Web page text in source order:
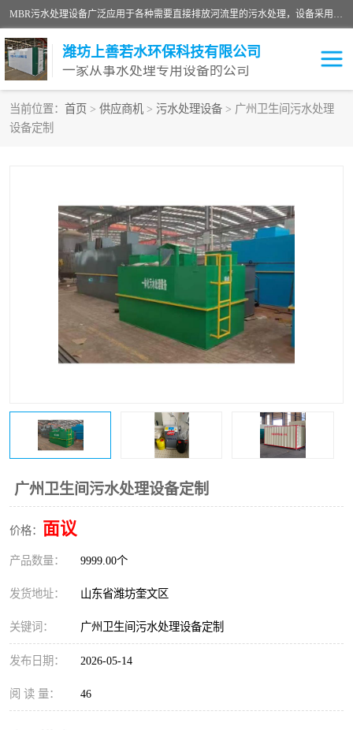
MBR污水处理设备广泛应用于各种需要直接排放河流里的污水处理，设备采用膜生物反应器（Membrane Bioreactor,简称MBR〕技术，取代了传统工艺中的二沉池，它可以*地进行固液分离，得到直接使用的稳定中水，又可在生物池内维持高浓度的微生物量，工艺剩余污泥少，极有效地去除氨氮，出水悬浮物和浊度接近于零，出水中细菌和病毒被大幅度去除，能耗低，占地面积小。
潍坊上善若水环保科技有限公司
一家从事水处理专用设备的公司
当前位置： 首页 > 供应商机 > 污水处理设备 > 广州卫生间污水处理
设备定制
广州卫生间污水处理设备定制
价格： 面议
产品数量： 9999.00个
发货地址： 山东省潍坊奎文区
关键词： 广州卫生间污水处理设备定制
发布日期： 2026-05-14
阅 读 量： 46
污水处理设备
洗涤污水处理设备 实验室污水处理设备
诊所门诊污水处理设备 臭氧消毒设备
养殖污水处理设备 屠宰污水处理设备
一体化污水处理设备 食品制造业污水处理设备
医院辐射污水衰变池